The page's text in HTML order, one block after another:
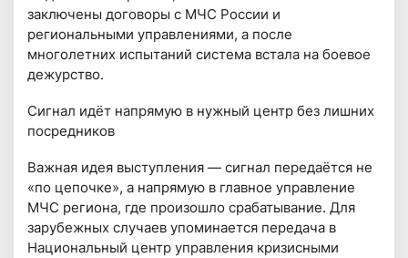
заключены договоры с МЧС России и
региональными управлениями, а после
многолетних испытаний система встала на боевое
дежурство.
Сигнал идёт напрямую в нужный центр без лишних
посредников
Важная идея выступления — сигнал передаётся не
«по цепочке», а напрямую в главное управление
МЧС региона, где произошло срабатывание. Для
зарубежных случаев упоминается передача в
Национальный центр управления кризисными